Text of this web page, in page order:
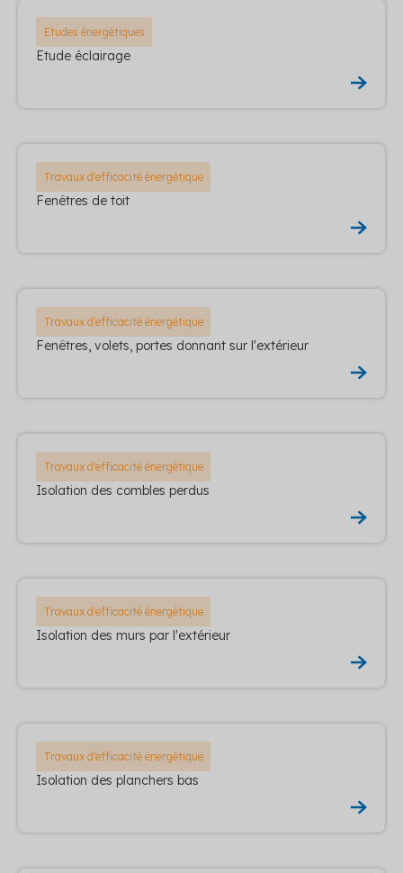
Etudes énergétiques
Etude éclairage
Travaux d'efficacité énergétique
Fenêtres de toit
Travaux d'efficacité énergétique
Fenêtres, volets, portes donnant sur l'extérieur
Travaux d'efficacité énergétique
Isolation des combles perdus
Travaux d'efficacité énergétique
Isolation des murs par l'extérieur
Travaux d'efficacité énergétique
Isolation des planchers bas